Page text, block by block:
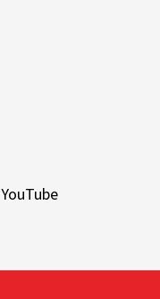
YouTube